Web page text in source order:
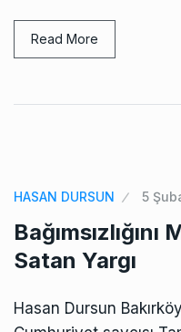
Read More
HASAN DURSUN 5
Bağımsızlığını
Satan Yargı
Hasan Dursun